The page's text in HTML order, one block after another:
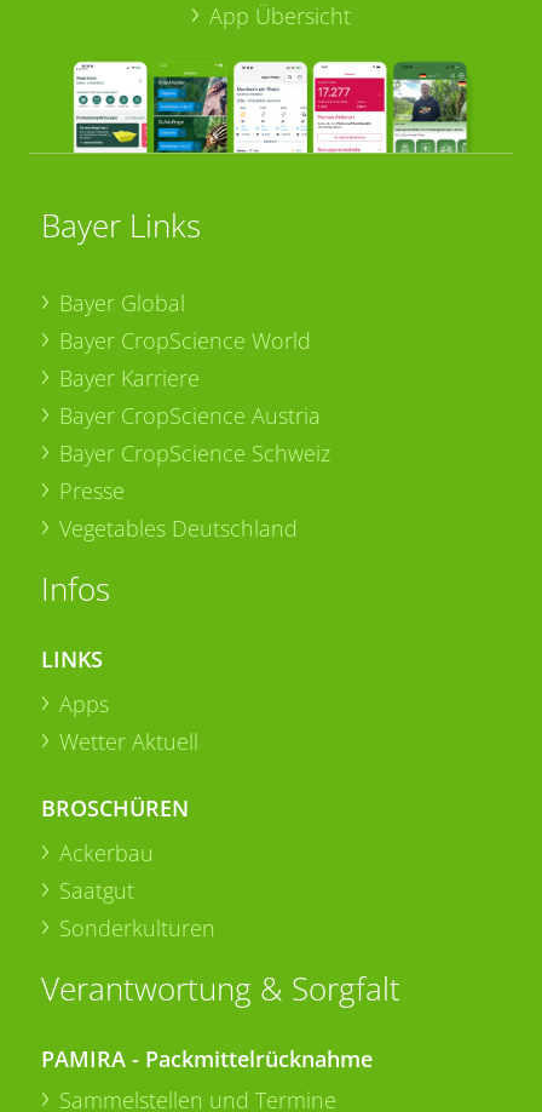
App Übersicht
Bayer Links
Bayer Global
Bayer CropScience World
Bayer Karriere
Bayer CropScience Austria
Bayer CropScience Schweiz
Presse
Vegetables Deutschland
Infos
LINKS
Apps
Wetter Aktuell
BROSCHÜREN
Ackerbau
Saatgut
Sonderkulturen
Verantwortung & Sorgfalt
PAMIRA - Packmittelrücknahme
Sammelstellen und Termine